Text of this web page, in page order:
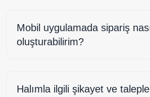
Mobil uygulamada sipariş
oluşturabilirim?
Halımla ilgili şikayet ve